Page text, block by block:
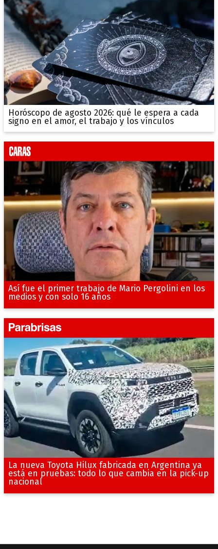
Horóscopo de agosto 2026: qué le espera a cada
signo en el amor, el trabajo y los vínculos
Así fue el primer trabajo de Mario Pergolini en los
medios y con solo 16 años
La nueva Toyota Hilux fabricada en Argentina ya
está en pruebas: todo lo que cambia en la pick-up
nacional